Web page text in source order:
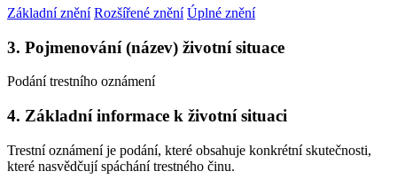
Základní znění Rozšířené znění Úplné znění
3. Pojmenování (název) životní situace
Podání trestního oznámení
4. Základní informace k životní situaci
Trestní oznámení je podání, které obsahuje konkrétní skutečnosti,
které nasvědčují spáchání trestného činu.